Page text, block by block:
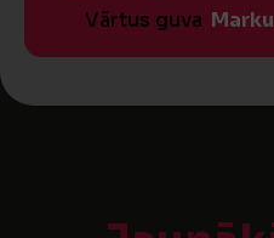
Vārtus guva